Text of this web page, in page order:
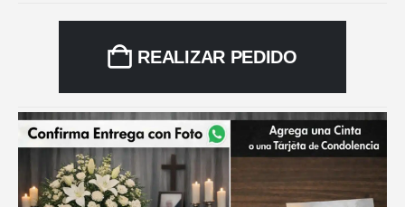
REALIZAR PEDIDO